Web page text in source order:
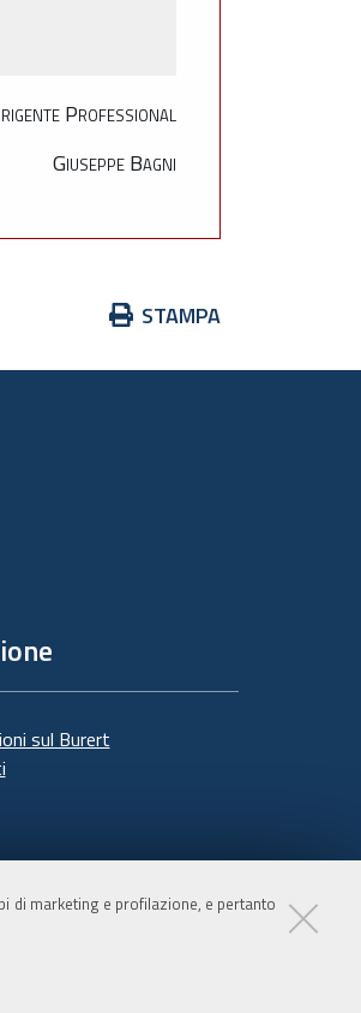
di marketing e profilazione, e pertanto
Professional
Giuseppe Bagni
Azioni
documento
STAMPA
sul Burert